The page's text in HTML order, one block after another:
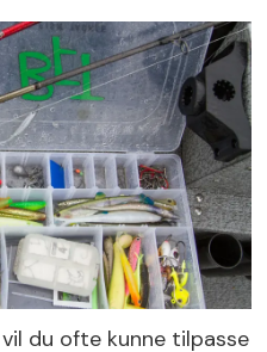
du ofte kunne tilpasse